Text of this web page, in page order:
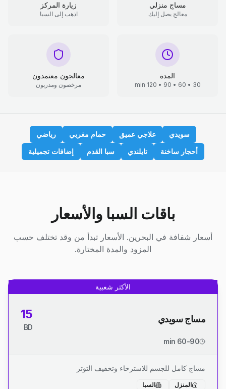
مساج منزلي
معالج يصل إليك
زيارة المركز
اذهب إلى السبا
المدة
30 • 60 • 90 • 120 min
معالجون معتمدون
مرخصون ومدربون
سويدي علاجي عميق حمام مغربي
رياضي
أحجار ساخنة
تايلندي سبا القدم إضافات تجميلية
باقات السبا والأسعار
أسعار شفافة في البحرين. الأسعار تبدأ من وقد تختلف حسب
المزود والمدة المختارة.
الأكثر شعبية
مساج سويدي 15
BD
60-90 min
مساج كامل للجسم للاسترخاء وتخفيف التوتر
المنزل السبا